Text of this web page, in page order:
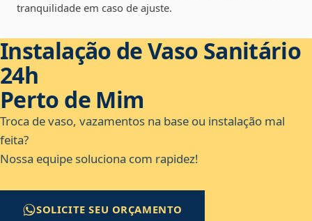
tranquilidade em caso de ajuste.
Instalação de Vaso Sanitário
24h
Perto de Mim
Troca de vaso, vazamentos na base ou instalação mal
feita?
Nossa equipe soluciona com rapidez!
SOLICITE SEU ORÇAMENTO